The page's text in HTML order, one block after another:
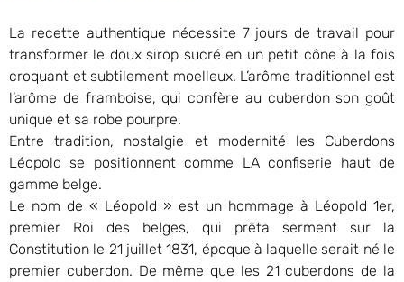
La recette authentique nécessite 7 jours de travail pour
transformer le doux sirop sucré en un petit cône à la fois
croquant et subtilement moelleux. L’arôme traditionnel est
l’arôme de framboise, qui confère au cuberdon son goût
unique et sa robe pourpre.
Entre tradition, nostalgie et modernité les Cuberdons
Léopold se positionnent comme LA confiserie haut de
gamme belge.
Le nom de « Léopold » est un hommage à Léopold 1er,
premier Roi des belges, qui prêta serment sur la
Constitution le 21 juillet 1831, époque à laquelle serait né le
premier cuberdon. De même que les 21 cuberdons de la